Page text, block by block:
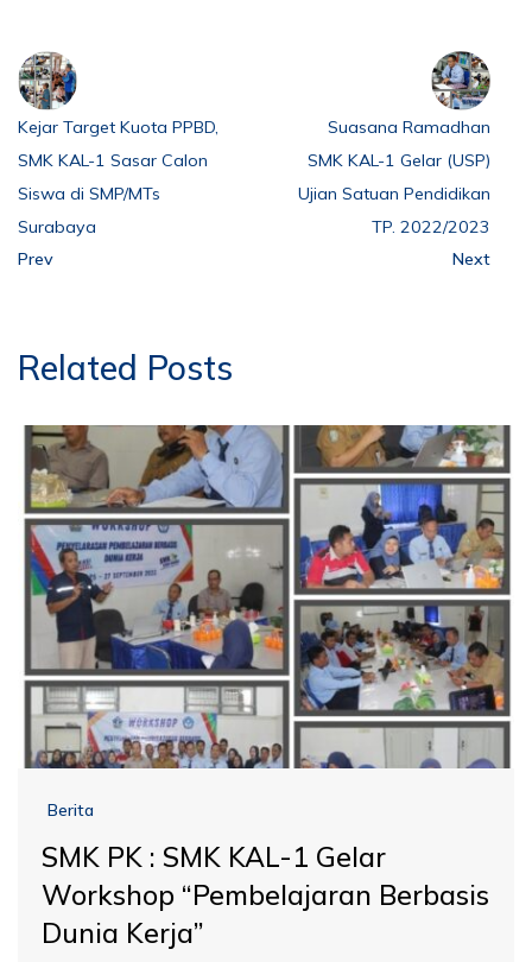
Kejar Target Kuota PPBD,
SMK KAL-1 Sasar Calon
Siswa di SMP/MTs
Surabaya
Prev
Suasana Ramadhan
SMK KAL-1 Gelar (USP)
Ujian Satuan Pendidikan
TP. 2022/2023
Next
Related Posts
Berita
SMK PK : SMK KAL-1 Gelar
Workshop “Pembelajaran Berbasis
Dunia Kerja”